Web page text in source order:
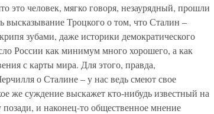
это человек, мягко говоря, незаурядный, прошли
высказывание Троцкого о том, что Сталин –
зубами, даже историки демократического
России как минимум много хорошего, а как
с карты мира. Для этого, правда,
о Сталине – у нас ведь смеют свое
же суждение выскажет кто-нибудь известный на
и наконец-то общественное мнение